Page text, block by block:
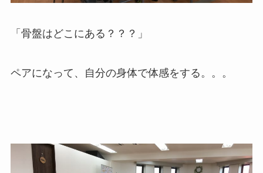
「骨盤はどこにある？？？」
ペアになって、自分の身体で体感をする。。。